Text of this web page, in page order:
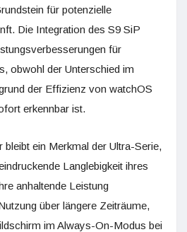
für potenzielle
Die Integration des S9 SiP
für
obwohl der Unterschied im
der Effizienz von watchOS
erkennbar ist.
bleibt ein Merkmal der Ultra-Serie,
Langlebigkeit ihres
anhaltende Leistung
über längere Zeiträume,
im Always-On-Modus bei